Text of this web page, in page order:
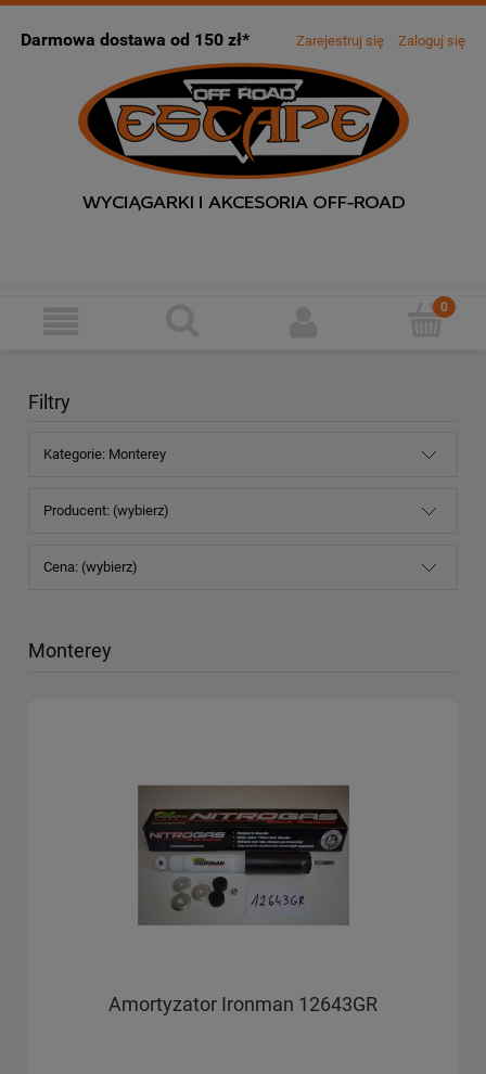
Darmowa dostawa od 150 zł* Zarejestruj się Zaloguj się
Filtry
Kategorie: Monterey
Producent: (wybierz)
Cena: (wybierz)
Monterey
Amortyzator Ironman 12643GR